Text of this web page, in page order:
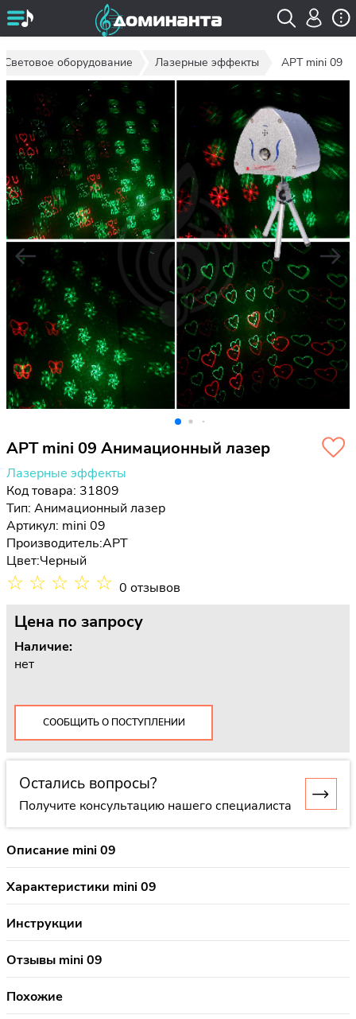
Световое оборудование Лазерные эффекты APT mini 09
APT mini 09 Анимационный лазер
Лазерные эффекты
Код товара: 31809
Тип: Анимационный лазер
Артикул: mini 09
Производитель:APT
Цвет:Черный
☆ ☆ ☆ ☆ ☆ 0 отзывов
Цена по запросу
Наличие:
нет
СООБЩИТЬ О ПОСТУПЛЕНИИ
Остались вопросы?
Получите консультацию нашего специалиста
Описание mini 09
Характеристики mini 09
Инструкции
Отзывы mini 09
Похожие